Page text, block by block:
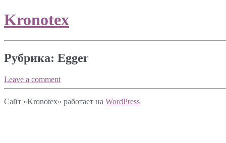
Kronotex
Рубрика: Egger
Leave a comment
Сайт «Kronotex» работает на WordPress